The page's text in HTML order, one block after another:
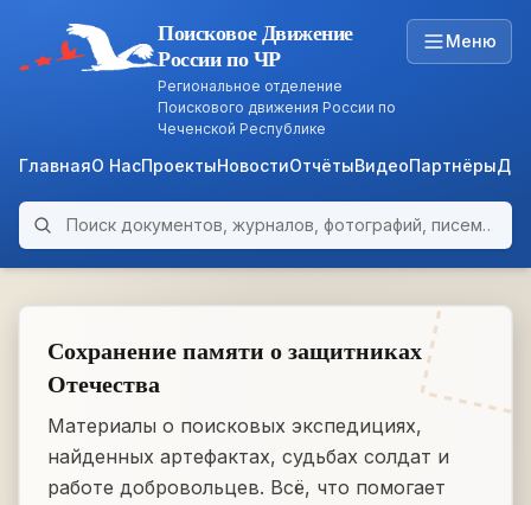
ARCHIVE
Поисковое Движение
России по ЧР
Региональное отделение
Поискового движения России по
Чеченской Республике
Меню
ГлавнаяО НасПроектыНовостиОтчётыВидеоПартнёры
Поиск по архиву
Сохранение памяти о защитниках
Отечества
Материалы о поисковых экспедициях,
найденных артефактах, судьбах солдат и
работе добровольцев. Всё, что помогает